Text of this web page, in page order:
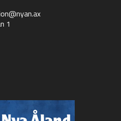
1